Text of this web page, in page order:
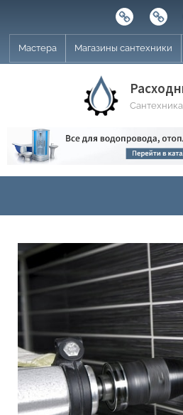
content
магазины
Мастера Магазины сантехники